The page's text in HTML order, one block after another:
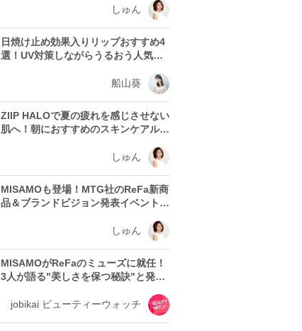
しゅん
日焼け止め効果入りリップおすすめ4
選！UV対策しながらうるおう人気ア
船山葵
ZIIP HALOで夏の疲れを感じさせない
肌へ！朝におすすめのスキンケアルー
しゅん
MISAMOも登場！MTG社のReFa新商
品＆ブランドビジョン発表イベントレ
しゅん
MISAMOがReFaのミューズに就任！
3人が語る"美しさを保つ秘訣"と発表
jobikai ビューティーウォッチ